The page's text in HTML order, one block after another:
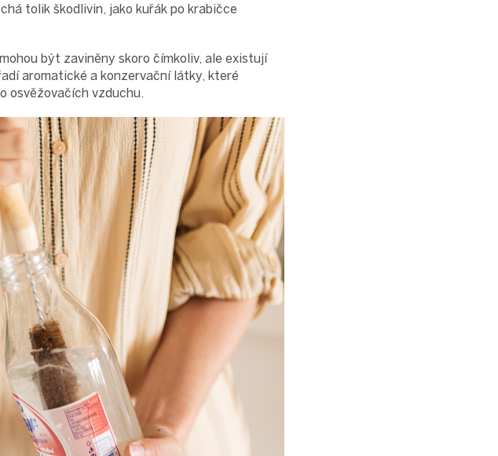
tolik škodlivin, jako kuřák po krabičce
být zaviněny skoro čímkoliv, ale existují
aromatické a konzervační látky, které
osvěžovačích vzduchu.